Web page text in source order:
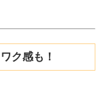
ク感も！